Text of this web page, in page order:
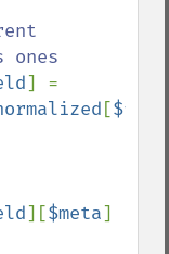
ones
[
][$meta]